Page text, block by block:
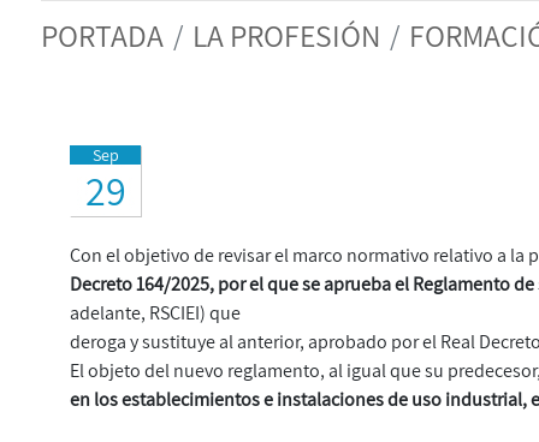
PORTADA LA PROFESIÓN
Sep
29
Con el objetivo de revisar el marco normativo relativo a
Decreto 164/2025, por el que se aprueba el Reglamento
adelante, RSCIEI) que
deroga y sustituye al anterior, aprobado por el Real
El objeto del nuevo reglamento, al igual que su
en los establecimientos e instalaciones de uso